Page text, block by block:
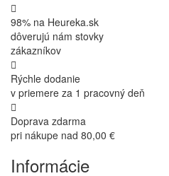
98% na Heureka.sk
dôverujú nám stovky
zákazníkov
Rýchle dodanie
v priemere za 1 pracovný deň
Doprava zdarma
pri nákupe nad 80,00 €
Informácie